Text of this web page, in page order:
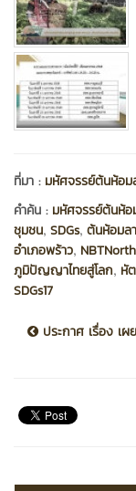
ที่มา : มหัศจรรย์ต้นห้อม
คำค้น : มหัศจรรย์ต้นห้อ
ชุมชน, SDGs, ต้นห้อมล
อำเภอพร้าว,
ภูมิปัญญาไทยสู่โลก, หั
SDGs17
ประกาศ เรื่อง เ